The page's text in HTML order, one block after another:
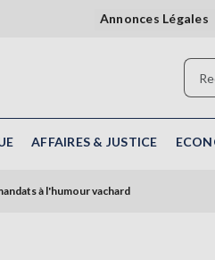
Annonces Légales
AFFAIRES & JUSTICE
à l'humour vachard